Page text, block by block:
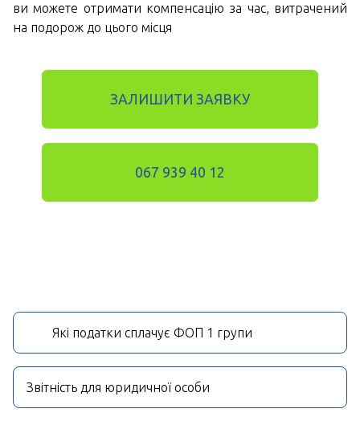
ви можете отримати компенсацію за час, витрачений
на подорож до цього місця
ЗАЛИШИТИ ЗАЯВКУ
067 939 40 12
Які податки сплачує ФОП 1 групи
Звітність для юридичної особи